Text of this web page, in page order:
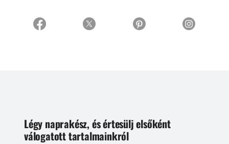
Légy naprakész, és értesülj elsőként
válogatott tartalmainkról